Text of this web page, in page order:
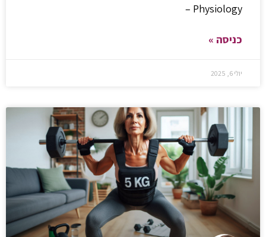
Physiology –
כניסה »
יולי 6, 2025